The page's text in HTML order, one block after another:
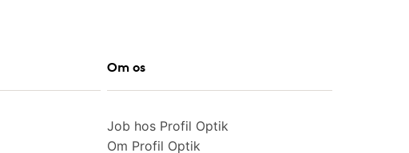
Om os
Job hos Profil Optik
Om Profil Optik